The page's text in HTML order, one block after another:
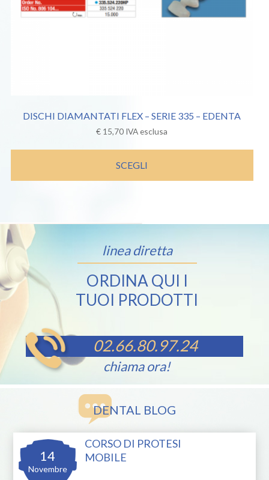
DISCHI DIAMANTATI FLEX – SERIE 335 – EDENTA
€ 15,70 IVA esclusa
SCEGLI
linea diretta
ORDINA QUI I
TUOI PRODOTTI
02.66.80.97.24
chiama ora!
DENTAL BLOG
14
Novembre
CORSO DI PROTESI
MOBILE